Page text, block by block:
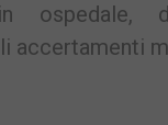
ospedale,
accertamenti